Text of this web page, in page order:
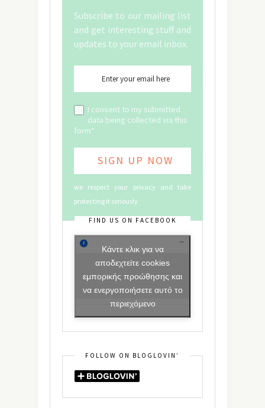
Subscribe to our mailing list
and get interesting stuff and
updates to your email inbox.
I consent to my submitted
data being collected via this
form*
we respect your privacy and take
protecting it seriously
FIND US ON FACEBOOK
Κάντε κλικ για να
αποδεχτείτε cookies
εμπορικής προώθησης και
να ενεργοποιήσετε αυτό το
περιεχόμενο
FOLLOW ON BLOGLOVIN’